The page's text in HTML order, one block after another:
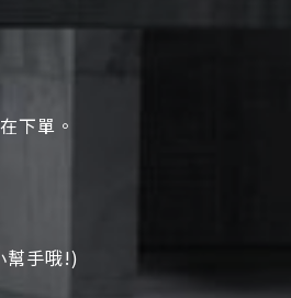
下單。
幫手哦!)